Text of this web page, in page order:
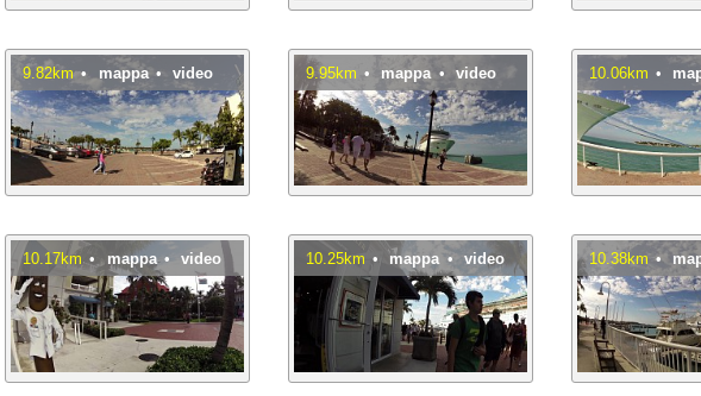
9.82km• mappa•video 9.95km • mappa •video 10.06km •
10.17km• mappa•video 10.25km • mappa•video 10.38km •